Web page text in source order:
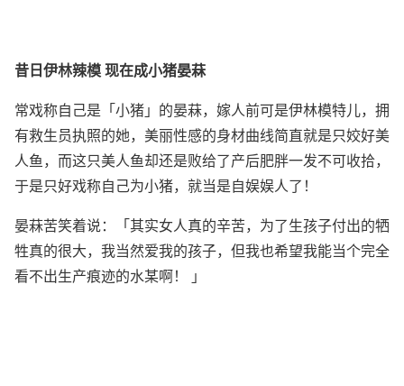
昔日伊林辣模 现在成小猪晏菻
常戏称自己是「小猪」的晏菻，嫁人前可是伊林模特儿，拥
有救生员执照的她，美丽性感的身材曲线简直就是只姣好美
人鱼，而这只美人鱼却还是败给了产后肥胖一发不可收拾，
于是只好戏称自己为小猪，就当是自娱娱人了！
晏菻苦笑着说：「其实女人真的辛苦，为了生孩子付出的牺
牲真的很大，我当然爱我的孩子，但我也希望我能当个完全
看不出生产痕迹的水某啊！ 」